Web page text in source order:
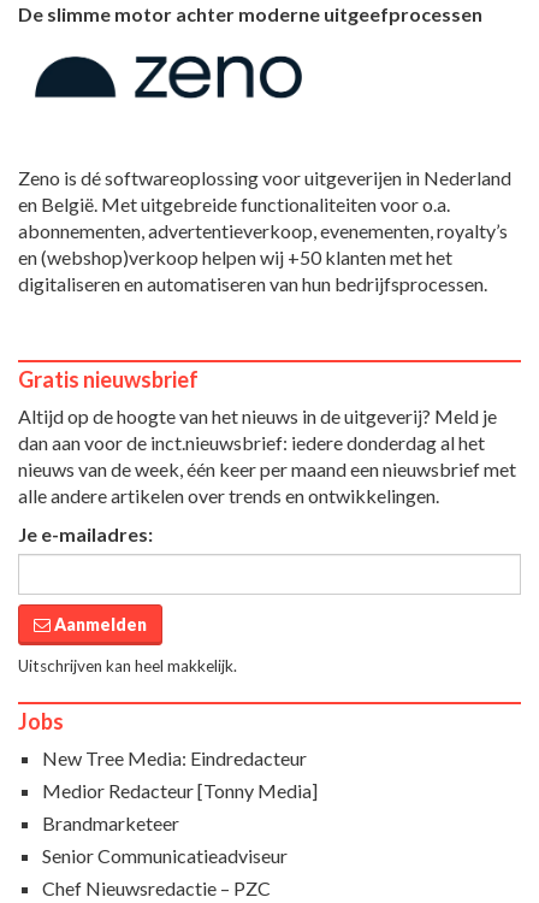
De slimme motor achter moderne uitgeefprocessen
Zeno is dé softwareoplossing voor uitgeverijen in Nederland
en België. Met uitgebreide functionaliteiten voor o.a.
abonnementen, advertentieverkoop, evenementen, royalty’s
en (webshop)verkoop helpen wij +50 klanten met het
digitaliseren en automatiseren van hun bedrijfsprocessen.
Gratis nieuwsbrief
Altijd op de hoogte van het nieuws in de uitgeverij? Meld je
dan aan voor de inct.nieuwsbrief: iedere donderdag al het
nieuws van de week, één keer per maand een nieuwsbrief met
alle andere artikelen over trends en ontwikkelingen.
Je e-mailadres:
Aanmelden
Uitschrijven kan heel makkelijk.
Jobs
New Tree Media: Eindredacteur
Medior Redacteur [Tonny Media]
Brandmarketeer
Senior Communicatieadviseur
Chef Nieuwsredactie – PZC